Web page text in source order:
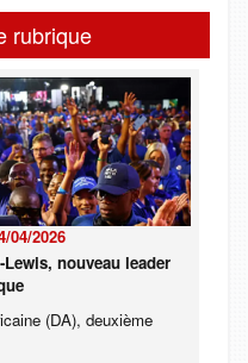
rubrique
04/2026
nouveau leader
(DA), deuxième